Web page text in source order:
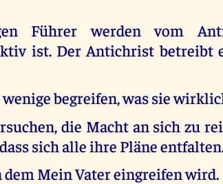
Führer werden vom
ist. Der Antichrist betreibt
wenige begreifen, was sie
die Macht an sich zu
sich alle ihre Pläne
Mein Vater eingreifen wird.